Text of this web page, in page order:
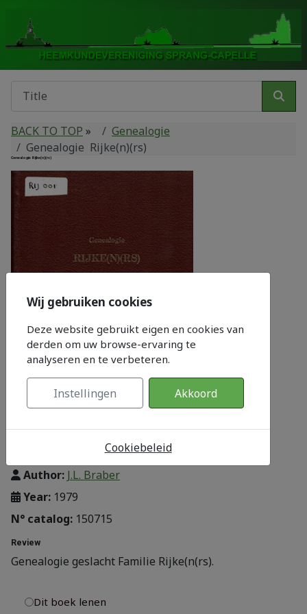
BACK TO TOP »
Genealogie
Genealogie Rijke(n)(rs)
Genealogie Rijke(n)(rs)
Genealogie
Author: J.L. Braber
Year: 1979
N° catalog: 150715
Review
Genealogie geslacht Familie Rijke(n(rs).
Dit boek lenen
Wij gebruiken cookies
Deze website gebruikt eigen en cookies van
derden om uw browse-ervaring te
analyseren en te verbeteren.
Instellingen Akkoord
Cookiebeleid